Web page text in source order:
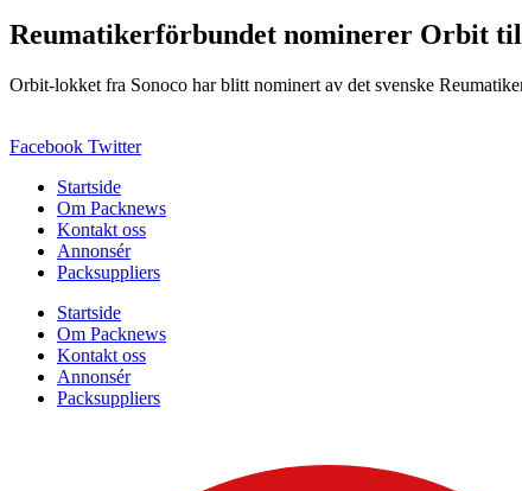
Reumatikerförbundet nominerer Orbit
Orbit-lokket fra Sonoco har blitt nominert av det svenske
Facebook Twitter
Startside
Om Packnews
Kontakt oss
Annonsér
Packsuppliers
Startside
Om Packnews
Kontakt oss
Annonsér
Packsuppliers